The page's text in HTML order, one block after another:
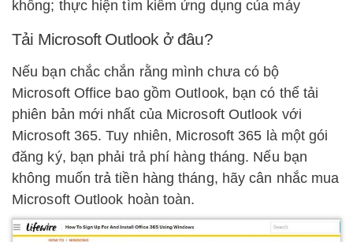
không; thực hiện tìm kiếm ứng dụng của máy
Tải Microsoft Outlook ở đâu?
Nếu bạn chắc chắn rằng mình chưa có bộ
Microsoft Office bao gồm Outlook, bạn có thể tải
phiên bản mới nhất của Microsoft Outlook với
Microsoft 365. Tuy nhiên, Microsoft 365 là một gói
đăng ký, bạn phải trả phí hàng tháng. Nếu bạn
không muốn trả tiền hàng tháng, hãy cân nhắc mua
Microsoft Outlook hoàn toàn.